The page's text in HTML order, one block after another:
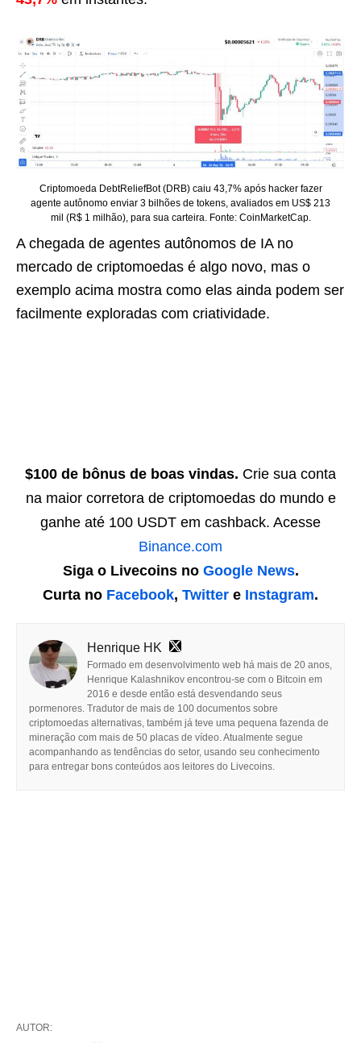
Criptomoeda DebtReliefBot (DRB) caiu 43,7% após hacker fazer
agente autônomo enviar 3 bilhões de tokens, avaliados em US$ 213
mil (R$ 1 milhão), para sua carteira. Fonte: CoinMarketCap.
A chegada de agentes autônomos de IA no
mercado de criptomoedas é algo novo, mas o
exemplo acima mostra como elas ainda podem ser
facilmente exploradas com criatividade.
$100 de bônus de boas vindas. Crie sua conta
na maior corretora de criptomoedas do mundo e
ganhe até 100 USDT em cashback. Acesse
Binance.com
Siga o Livecoins no Google News.
Curta no Facebook, Twitter e Instagram.
Henrique HK
Formado em desenvolvimento web há mais de 20 anos,
Henrique Kalashnikov encontrou-se com o Bitcoin em
2016 e desde então está desvendando seus
pormenores. Tradutor de mais de 100 documentos sobre
criptomoedas alternativas, também já teve uma pequena fazenda de
mineração com mais de 50 placas de vídeo. Atualmente segue
acompanhando as tendências do setor, usando seu conhecimento
para entregar bons conteúdos aos leitores do Livecoins.
AUTOR: